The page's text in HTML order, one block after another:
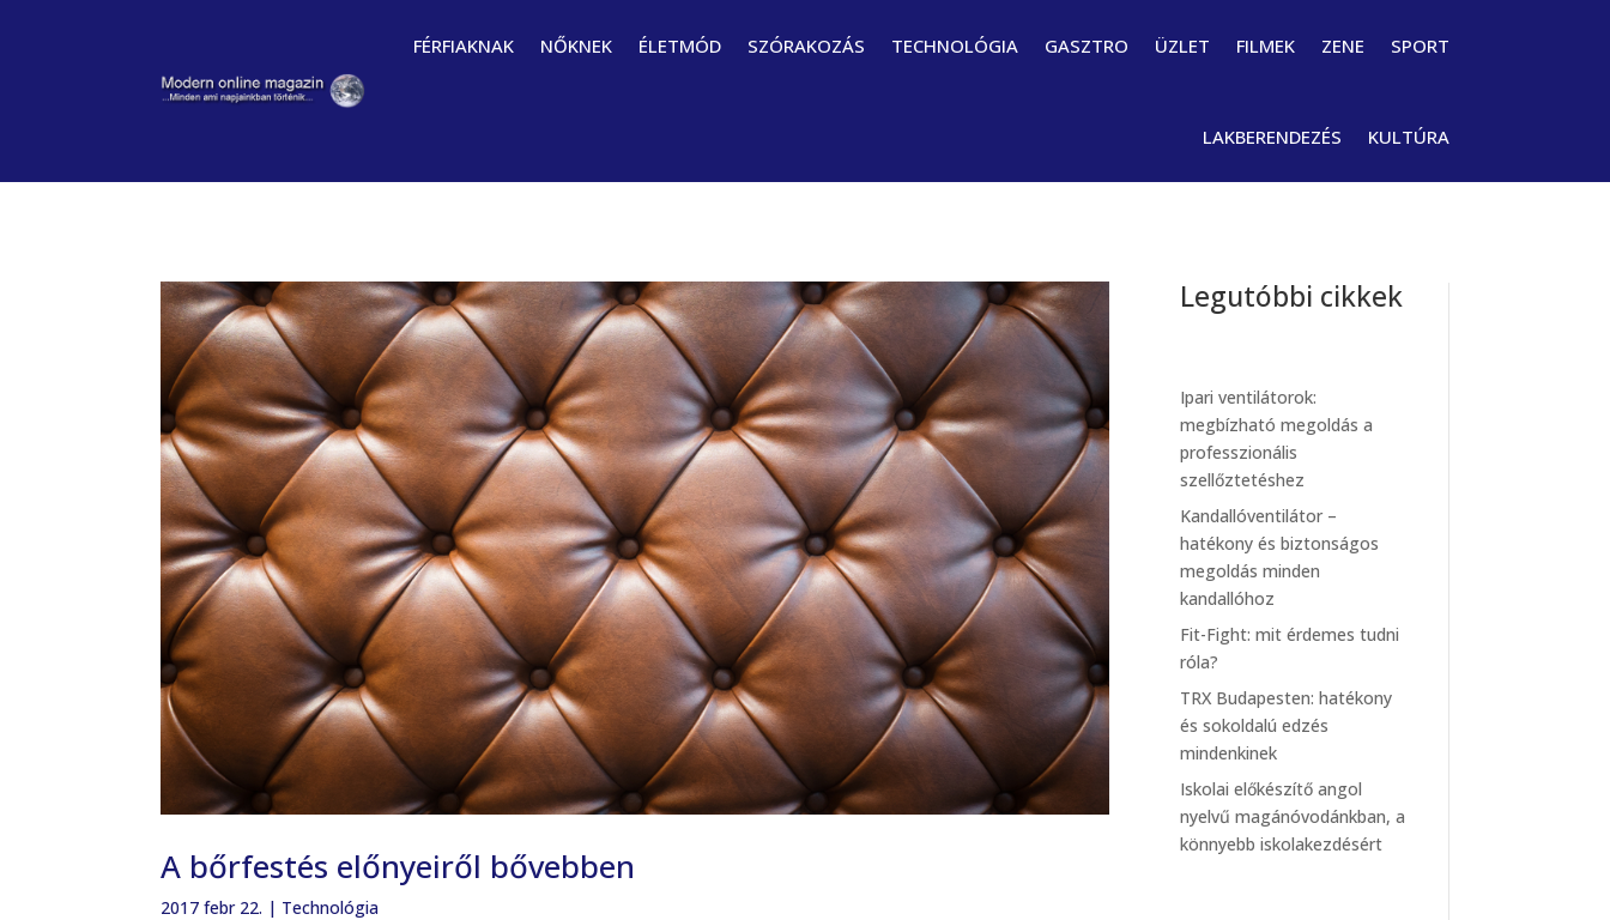
FÉRFIAKNAK NŐKNEK ÉLETMÓD SZÓRAKOZÁS TECHNOLÓGIA GASZTRO ÜZLET FILMEK ZENE SPORT
LAKBERENDEZÉS KULTÚRA
A bőrfestés előnyeiről bővebben
2017 febr 22. | Technológia
Legutóbbi cikkek
Ipari ventilátorok:
megbízható megoldás a
professzionális
szellőztetéshez
Kandallóventilátor –
hatékony és biztonságos
megoldás minden
kandallóhoz
Fit-Fight: mit érdemes tudni
róla?
TRX Budapesten: hatékony
és sokoldalú edzés
mindenkinek
Iskolai előkészítő angol
nyelvű magánóvodánkban, a
könnyebb iskolakezdésért